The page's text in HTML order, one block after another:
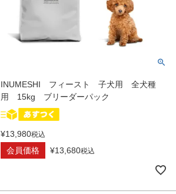
INUMESHI フィースト 子犬用 全犬種
用 15kg ブリーダーパック
¥13,980税込
会員価格 ¥13,680税込